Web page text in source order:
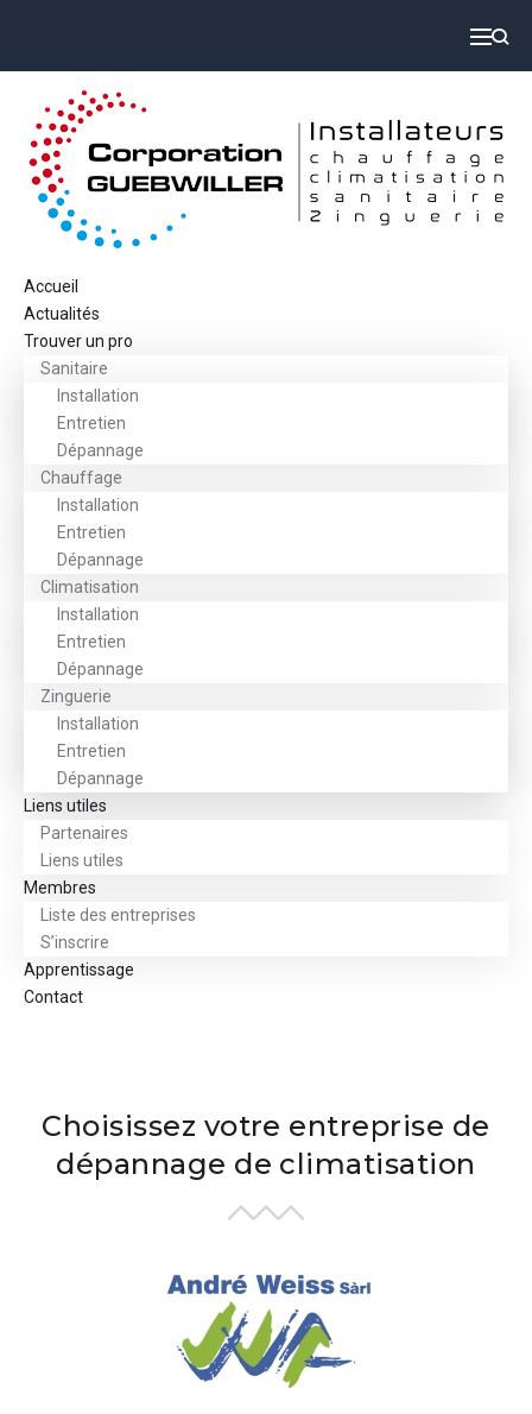
Accueil
Actualités
Trouver un pro
Sanitaire
Installation
Entretien
Dépannage
Chauffage
Installation
Entretien
Dépannage
Climatisation
Installation
Entretien
Dépannage
Zinguerie
Installation
Entretien
Dépannage
Liens utiles
Partenaires
Liens utiles
Membres
Liste des entreprises
S’inscrire
Apprentissage
Contact
Choisissez votre entreprise de
dépannage de climatisation